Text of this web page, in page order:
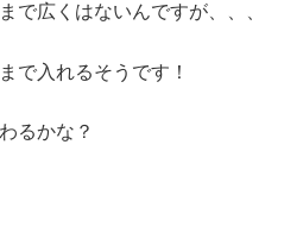
で広くはないんですが、、、
で入れるそうです！
るかな？